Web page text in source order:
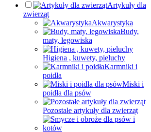
Artykuły dla
zwierząt
Akwarystyka
Budy,
maty, legowiska
Higiena , kuwety, pieluchy
Karmniki i
poidła
Miski i
poidła dla psów
Pozostałe artykuły dla zwierząt